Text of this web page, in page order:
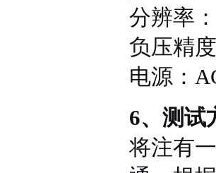
分辨率
负压精
电源：
6、测试
将注有